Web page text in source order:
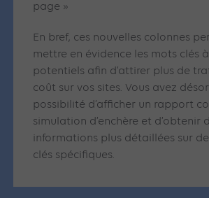
page »
En bref, ces nouvelles colonnes
mettre en évidence les mots clés
potentiels afin d’attirer plus de
coût sur vos sites. Vous avez
possibilité d’afficher un rapport
simulation d’enchère et d’obtenir
informations plus détaillées sur
clés spécifiques.